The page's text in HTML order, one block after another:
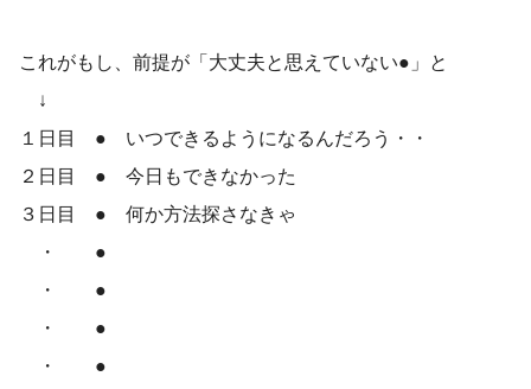
これがもし、前提が「大丈夫と思えていない●」と
↓
１日目 ● いつできるようになるんだろう・・
２日目 ● 今日もできなかった
３日目 ● 何か方法探さなきゃ
・ ●
・ ●
・ ●
・ ●